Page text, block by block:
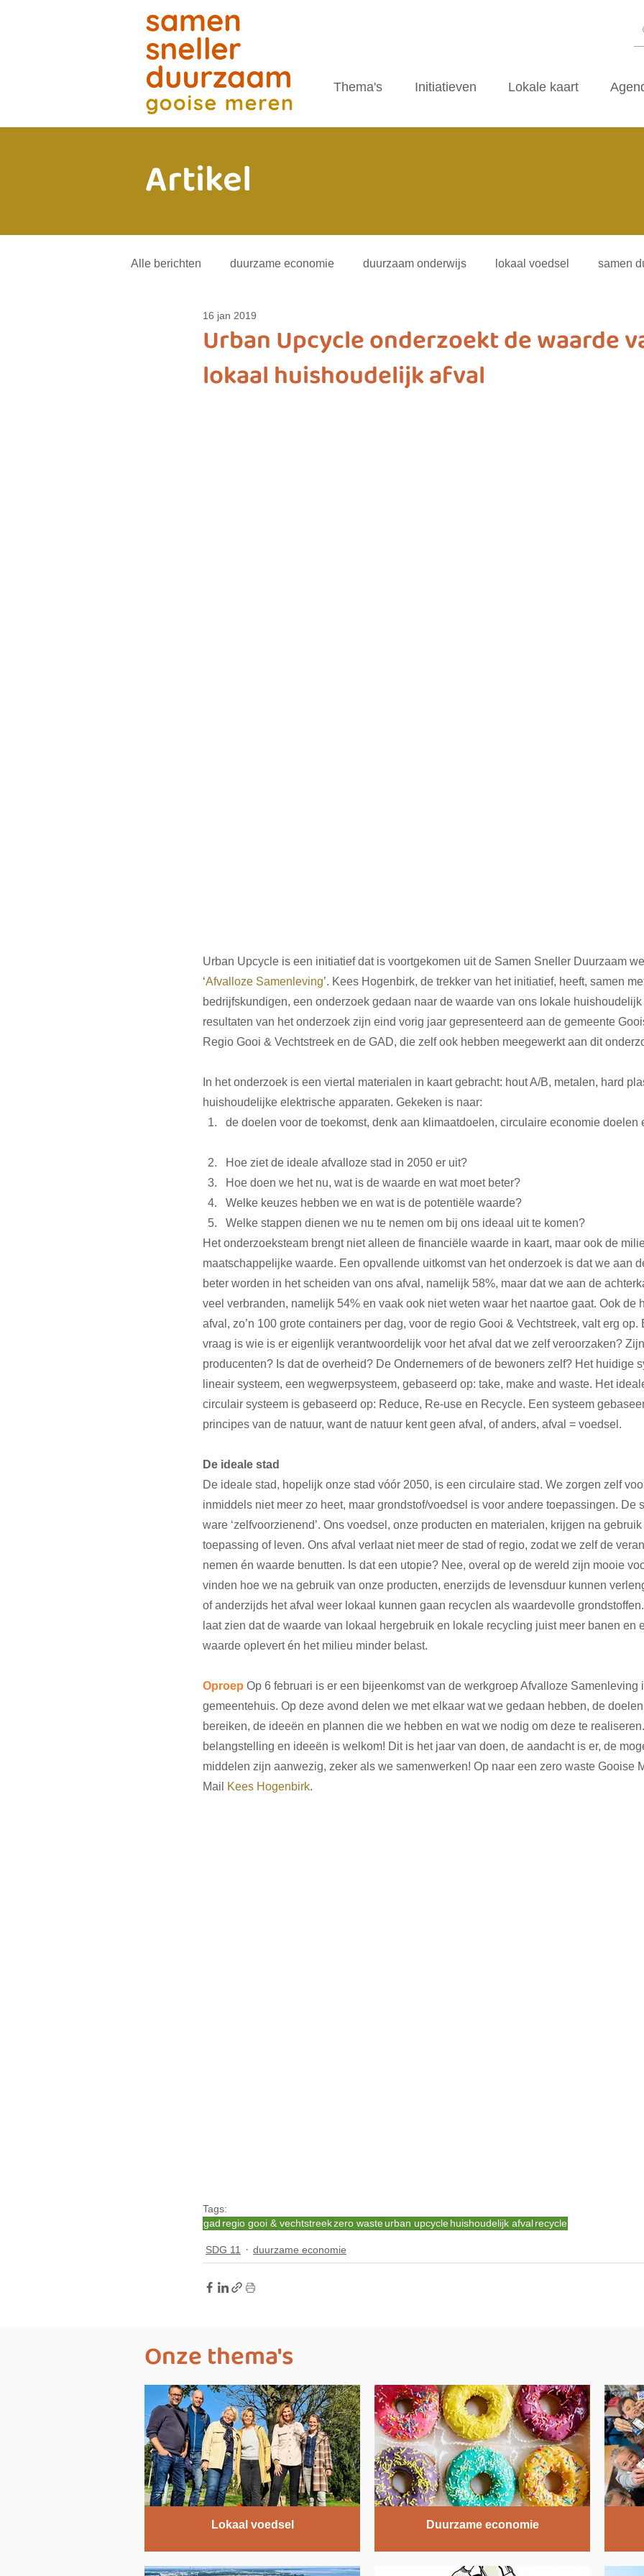
Thema's Initiatieven Lokale kaart
Artikel
Alle berichten duurzame economie duurzaam onderwijs lokaal voedsel samen
energietransitie
biodiversiteit sustainable fashion vliegwielgroep
Urban Upcycle onderzoekt de waarde
lokaal huishoudelijk afval
16 jan 2019
Urban Upcycle is een initiatief dat is voortgekomen uit de Samen Sneller Duurzaam
‘Afvalloze Samenleving’. Kees Hogenbirk, de trekker van het initiatief, heeft, samen
bedrijfskundigen, een onderzoek gedaan naar de waarde van ons lokale
resultaten van het onderzoek zijn eind vorig jaar gepresenteerd aan de gemeente
Regio Gooi & Vechtstreek en de GAD, die zelf ook hebben meegewerkt aan dit
In het onderzoek is een viertal materialen in kaart gebracht: hout A/B, metalen, hard
huishoudelijke elektrische apparaten. Gekeken is naar:
de doelen voor de toekomst, denk aan klimaatdoelen, circulaire economie doelen
Hoe ziet de ideale afvalloze stad in 2050 er uit?
Hoe doen we het nu, wat is de waarde en wat moet beter?
Welke keuzes hebben we en wat is de potentiële waarde?
Welke stappen dienen we nu te nemen om bij ons ideaal uit te komen?
Het onderzoeksteam brengt niet alleen de financiële waarde in kaart, maar ook de
maatschappelijke waarde. Een opvallende uitkomst van het onderzoek is dat we aan
beter worden in het scheiden van ons afval, namelijk 58%, maar dat we aan de
veel verbranden, namelijk 54% en vaak ook niet weten waar het naartoe gaat. Ook de
afval, zo’n 100 grote containers per dag, voor de regio Gooi & Vechtstreek, valt erg op.
vraag is wie is er eigenlijk verantwoordelijk voor het afval dat we zelf veroorzaken?
producenten? Is dat de overheid? De Ondernemers of de bewoners zelf? Het huidige
lineair systeem, een wegwerpsysteem, gebaseerd op: take, make and waste. Het
circulair systeem is gebaseerd op: Reduce, Re-use en Recycle. Een systeem
principes van de natuur, want de natuur kent geen afval, of anders, afval = voedsel.
De ideale stad
De ideale stad, hopelijk onze stad vóór 2050, is een circulaire stad. We zorgen zelf
inmiddels niet meer zo heet, maar grondstof/voedsel is voor andere toepassingen. De
ware ‘zelfvoorzienend’. Ons voedsel, onze producten en materialen, krijgen na
toepassing of leven. Ons afval verlaat niet meer de stad of regio, zodat we zelf de
nemen én waarde benutten. Is dat een utopie? Nee, overal op de wereld zijn mooie
vinden hoe we na gebruik van onze producten, enerzijds de levensduur kunnen
of anderzijds het afval weer lokaal kunnen gaan recyclen als waardevolle
laat zien dat de waarde van lokaal hergebruik en lokale recycling juist meer banen en
waarde oplevert én het milieu minder belast.
Oproep Op 6 februari is er een bijeenkomst van de werkgroep Afvalloze Samenleving
gemeentehuis. Op deze avond delen we met elkaar wat we gedaan hebben, de
bereiken, de ideeën en plannen die we hebben en wat we nodig om deze te
belangstelling en ideeën is welkom! Dit is het jaar van doen, de aandacht is er, de
middelen zijn aanwezig, zeker als we samenwerken! Op naar een zero waste Gooise
Mail
Kees Hogenbirk.
Tags:
gad regio gooi & vechtstreekzero wasteurban upcyclehuishoudelijk afvalrecycle
SDG 11 duurzame economie
Onze thema's
Lokaal voedsel Duurzame economie